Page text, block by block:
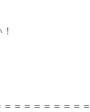
＝＝＝＝＝＝＝＝